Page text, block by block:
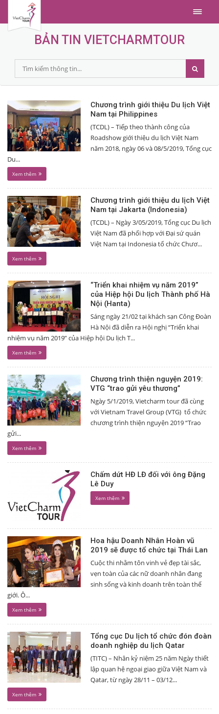
Menu
BẢN TIN VIETCHARMTOUR
Chương trình giới thiệu Du lịch Việt
Nam tại Philippines
(TCDL) – Tiếp theo thành công của
Roadshow giới thiệu du lịch Việt Nam
năm 2018, ngày 06 và 08/5/2019, Tổng cục
Du...
Xem thêm
Chương trình giới thiệu du lịch Việt
Nam tại Jakarta (Indonesia)
(TCDL) – Ngày 3/05/2019, Tổng cục Du lịch
Việt Nam đã phối hợp với Đại sứ quán
Việt Nam tại Indonesia tổ chức Chươ...
Xem thêm
“Triển khai nhiệm vụ năm 2019”
của Hiệp hội Du lịch Thành phố Hà
Nội (Hanta)
Sáng ngày 21/02 tại khách sạn Công Đoàn
Hà Nội đã diễn ra Hội nghị “Triển khai
nhiệm vụ năm 2019” của Hiệp hội Du lịch T...
Xem thêm
Chương trình thiện nguyện 2019:
VTG “trao gửi yêu thương”
Ngày 5/1/2019, Vietcharm tour đã cùng
với Vietnam Travel Group (VTG) tổ chức
chương trình thiện nguyện 2019 “Trao
gửi...
Xem thêm
Chấm dứt HĐ LĐ đối với ông Đặng
Lê Duy
Xem thêm
Hoa hậu Doanh Nhân Hoàn vũ
2019 sẽ được tổ chức tại Thái Lan
Cuộc thi nhằm tôn vinh vẻ đẹp tài sắc,
vẹn toàn của các nữ doanh nhân đang
sinh sống và kinh doanh trên toàn thế
giới. Ô...
Xem thêm
Tổng cục Du lịch tổ chức đón đoàn
doanh nghiệp du lịch Qatar
(TITC) – Nhân kỷ niệm 25 năm Ngày thiết
lập quan hệ ngoại giao giữa Việt Nam và
Qatar, từ ngày 28/11 – 03/12...
Xem thêm